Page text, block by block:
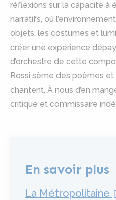
réflexions sur la capacité à
narratifs, où
objets, les costumes et
créer une expérience
d’orchestre de cette
Rossi sème des poèmes
chantent. À nous d’en
critique et commissaire
En savoir plus
La Métropolitaine